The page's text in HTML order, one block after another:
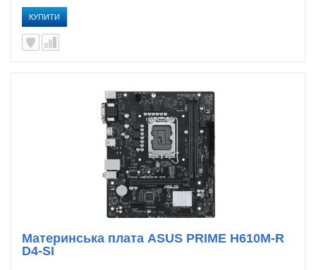
КУПИТИ
Материнська плата ASUS PRIME H610M-R
D4-SI